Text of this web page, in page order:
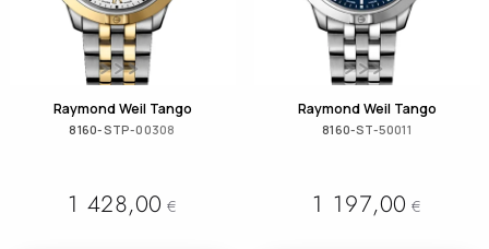
Raymond Weil Tango
8160-STP-00308
1 428,00 €
Raymond Weil Tango
8160-ST-50011
1 197,00 €